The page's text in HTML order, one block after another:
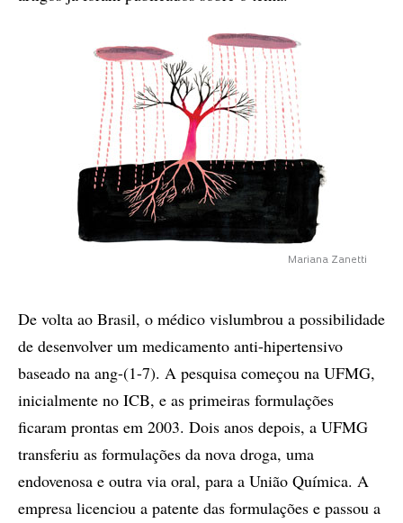
Mariana Zanetti
De volta ao Brasil, o médico vislumbrou a possibilidade
de desenvolver um medicamento anti-hipertensivo
baseado na ang-(1-7). A pesquisa começou na UFMG,
inicialmente no ICB, e as primeiras formulações
ficaram prontas em 2003. Dois anos depois, a UFMG
transferiu as formulações da nova droga, uma
endovenosa e outra via oral, para a União Química. A
empresa licenciou a patente das formulações e passou a